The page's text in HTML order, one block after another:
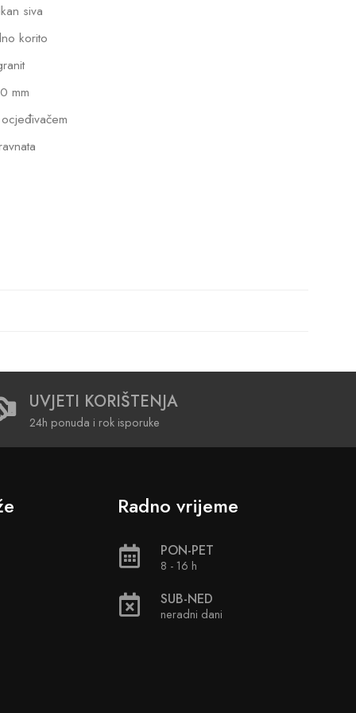
siva
korito
mm
UVJETI KORIŠTENJA
24h ponuda i rok isporuke
Radno vrijeme
PON-PET
8 - 16 h
SUB-NED
neradni dani